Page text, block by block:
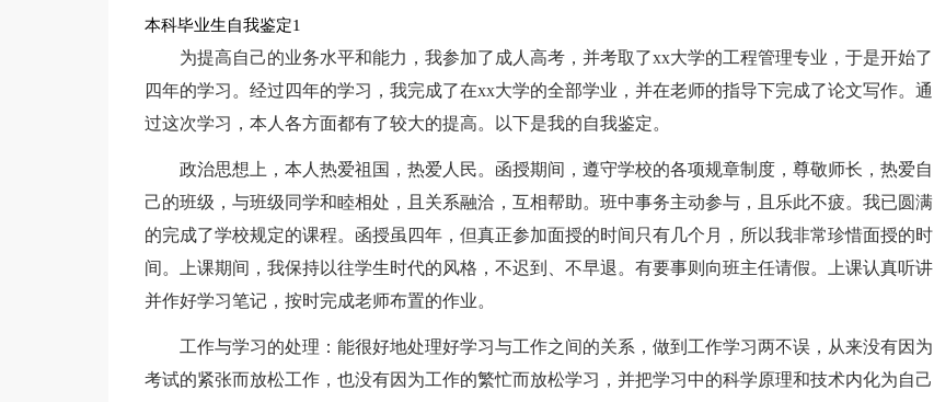
本科毕业生自我鉴定1
为提高自己的业务水平和能力，我参加了成人高考，并考取了xx大学的工程管理专业，于是开始了
四年的学习。经过四年的学习，我完成了在xx大学的全部学业，并在老师的指导下完成了论文写作。通
过这次学习，本人各方面都有了较大的提高。以下是我的自我鉴定。
政治思想上，本人热爱祖国，热爱人民。函授期间，遵守学校的各项规章制度，尊敬师长，热爱自
己的班级，与班级同学和睦相处，且关系融洽，互相帮助。班中事务主动参与，且乐此不疲。我已圆满
的完成了学校规定的课程。函授虽四年，但真正参加面授的时间只有几个月，所以我非常珍惜面授的时
间。上课期间，我保持以往学生时代的风格，不迟到、不早退。有要事则向班主任请假。上课认真听讲
并作好学习笔记，按时完成老师布置的作业。
工作与学习的处理：能很好地处理好学习与工作之间的关系，做到工作学习两不误，从来没有因为
考试的紧张而放松工作，也没有因为工作的繁忙而放松学习，并把学习中的科学原理和技术内化为自己